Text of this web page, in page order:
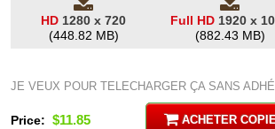
HD 1280 x 720
(448.82 MB)
Full HD 1920 x
(882.43 MB)
JE VEUX POUR TELECHARGER ÇA SANS
Price: $11.85 ACHETER